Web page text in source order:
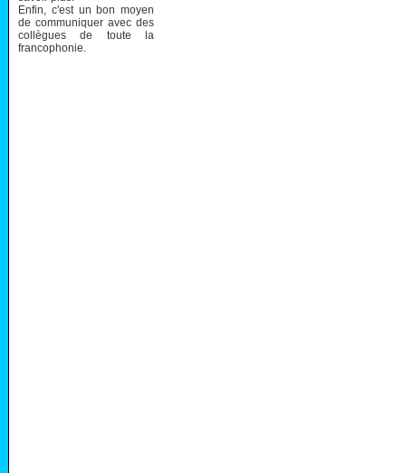
Enfin, c'est un bon moyen
de communiquer avec des
collègues de toute la
francophonie.